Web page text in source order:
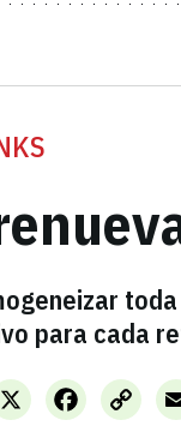
para cada
X FacebookCopy
Link